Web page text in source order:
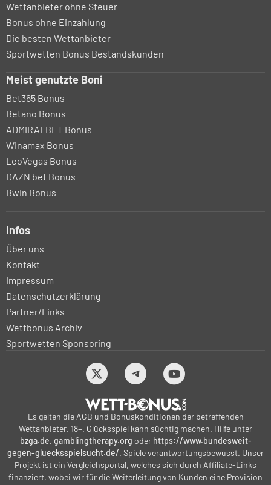
Wettanbieter ohne Steuer
Bonus ohne Einzahlung
Die besten Wettanbieter
Sportwetten Bonus Bestandskunden
Meist genutzte Boni
Bet365 Bonus
Betano Bonus
ADMIRALBET Bonus
Winamax Bonus
LeoVegas Bonus
DAZN bet Bonus
Bwin Bonus
Infos
Über uns
Kontakt
Impressum
Datenschutzerklärung
Partner/Links
Wettbonus Archiv
Sportwetten Sponsoring
Es gelten die AGB und Bonuskonditionen der betreffenden
Wettanbieter. 18+. Glücksspiel kann süchtig machen. Hilfe unter
bzga.de, gamblingtherapy.org oder https://www.bundesweit-
gegen-gluecksspielsucht.de/. Spiele verantwortungsbewusst. Unser
Projekt ist ein Vergleichsportal, welches sich durch Affiliate-Links
finanziert, wobei wir für die Weiterleitung von Kunden eine Provision